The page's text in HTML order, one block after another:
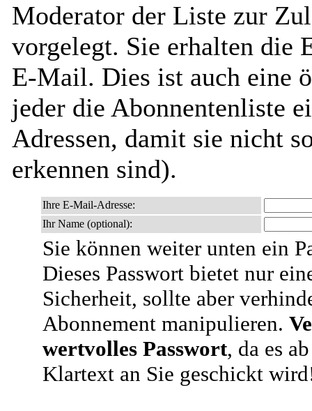
Moderator der Liste zur
vorgelegt. Sie erhalten die
E-Mail. Dies ist auch eine
jeder die Abonnentenliste
Adressen, damit sie nicht
erkennen sind).
Ihre E-Mail-Adresse:
Ihr Name (optional):
Sie können weiter unten ein
Dieses Passwort bietet nur
Sicherheit, sollte aber
Abonnement manipulieren.
wertvolles Passwort, da es
Klartext an Sie geschickt